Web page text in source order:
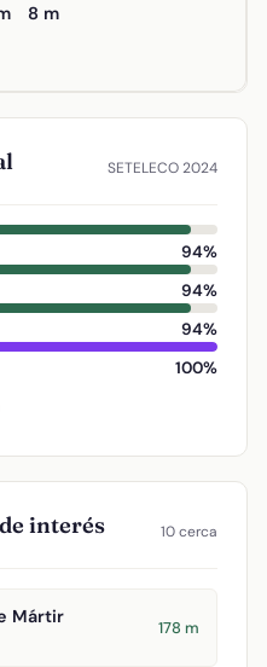
8 m
SETELECO 2024
94%
94%
94%
100%
interés 10 cerca
Mártir
178 m